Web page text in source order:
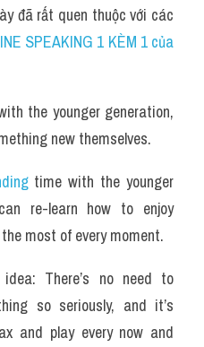
đã rất quen thuộc với các
SPEAKING 1 KÈM 1 của
the younger generation,
new themselves.
time with the younger
re-learn how to enjoy
most of every moment.
idea: There’s no need to
so seriously, and it’s
and play every now and